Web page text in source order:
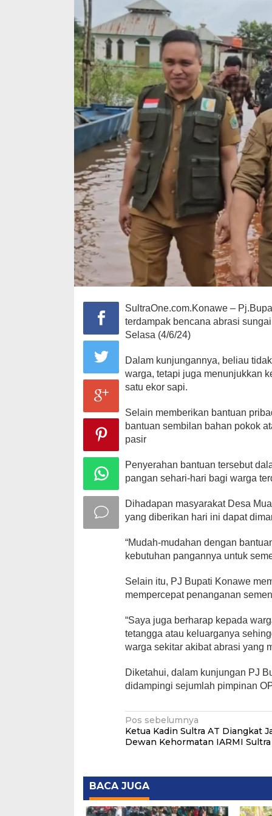
SultraOne.com.Konawe –
terdampak bencana abrasi
Selasa (4/6/24)
Dalam kunjungannya, beliau
warga, tetapi juga menunjukkan
satu ekor sapi.
Selain memberikan bantuan
bantuan sembilan bahan pokok
pasir
Penyerahan bantuan tersebut
pangan sehari-hari bagi warga
Dihadapan masyarakat Desa
yang diberikan hari ini dapat
“Mudah-mudahan dengan
kebutuhan pangannya untuk
Selain itu, PJ Bupati Konawe
mempercepat penanganan
“Saya juga berharap kepada
tetangga atau keluarganya
warga sekitar akibat abrasi yang
Diketahui, dalam kunjungan PJ
didampingi sejumlah pimpinan
Navigasi
pos
Pos sebelumnya
Ketua Kadin Sultra AT Diangkat
Dewan Kehormatan IARMI Sultra
BACA JUGA